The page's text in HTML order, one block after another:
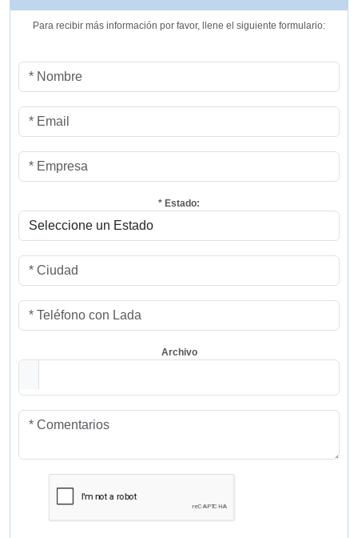
Para recibir más información por favor, llene el siguiente formulario:
* Estado:
Archivo